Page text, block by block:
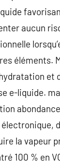
aucun
éléments.
e-liquide.
la vapeur
100 % en